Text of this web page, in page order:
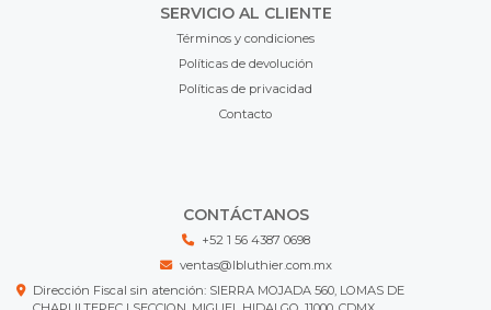
SERVICIO AL CLIENTE
Términos y condiciones
Políticas de devolución
Políticas de privacidad
Contacto
CONTÁCTANOS
+52 1 56 4387 0698
ventas@lbluthier.com.mx
Dirección Fiscal sin atención: SIERRA MOJADA 560, LOMAS DE